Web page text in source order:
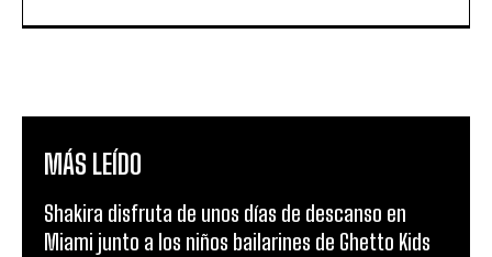
MÁS LEÍDO
Shakira disfruta de unos días de descanso en
Miami junto a los niños bailarines de Ghetto Kids